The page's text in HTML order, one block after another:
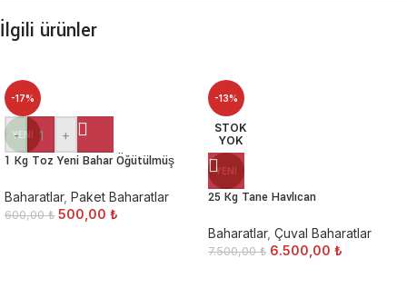
İlgili ürünler
-17%
YENI
- +
1 Kg Toz Yeni Bahar Öğütülmüş
Baharatlar, Paket Baharatlar
600,00₺ 500,00 ₺
-13%
STOK
YOK
YENI
25 Kg Tane Havlıcan
Baharatlar, Çuval Baharatlar
7.500,00₺ 6.500,00 ₺